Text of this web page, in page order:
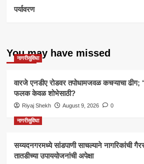
पर्यावरण
You may have missed
नागरीसुविधा
वारजे एनडीए रोडवर तपोधामजवळ कचऱ्याचा ढीग;
फलक केवळ शोभेसाठी?
Riyaj Shekh August 9, 2026 0
नागरीसुविधा
सय्यदनगरमध्ये सांडपाणी साचल्याने नागरिकांची
तातडीच्या उपाययोजनांची अपेक्षा